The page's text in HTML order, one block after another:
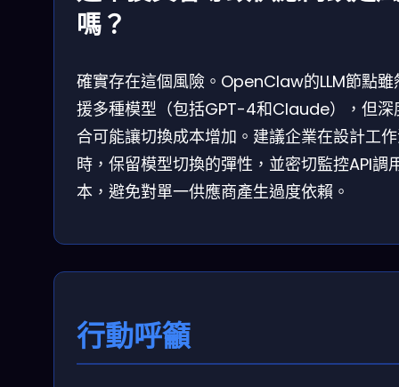
嗎？
確實存在這個風險。OpenClaw的LLM節點雖
援多種模型（包括GPT-4和Claude），但深
合可能讓切換成本增加。建議企業在設計工
時，保留模型切換的彈性，並密切監控API調
本，避免對單一供應商產生過度依賴。
行動呼籲